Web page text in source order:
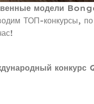
модели
ТОП-конкурсы,